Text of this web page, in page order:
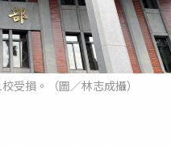
受損。（圖／林志成攝）